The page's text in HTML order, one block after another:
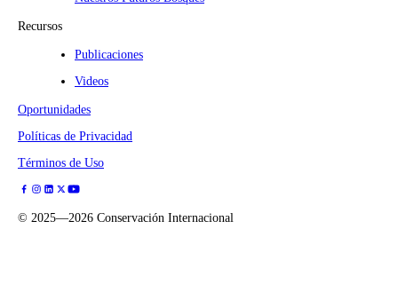
Recursos
Publicaciones
Videos
Oportunidades
Políticas de Privacidad
Términos de Uso
© 2025—2026 Conservación Internacional